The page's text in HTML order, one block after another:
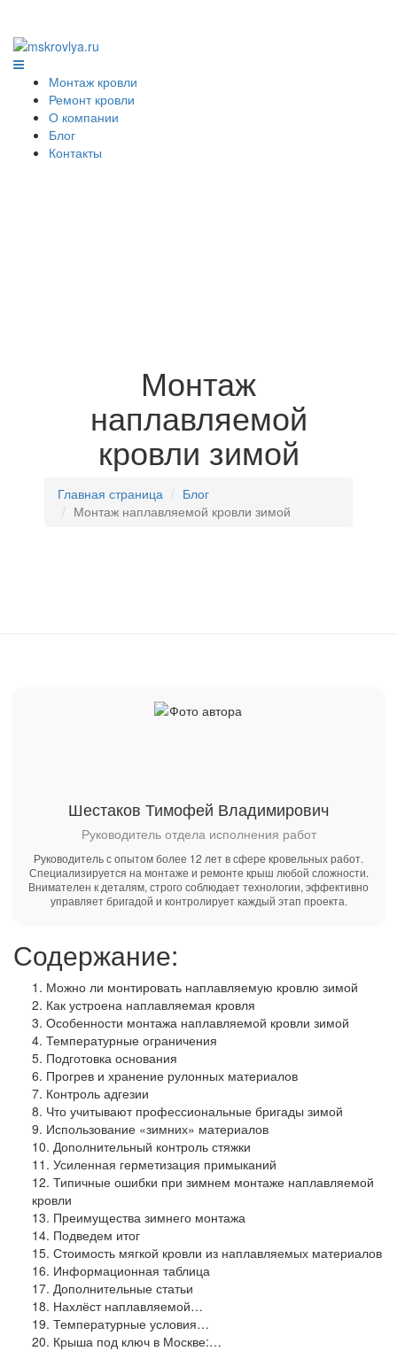
Монтаж кровли
Ремонт кровли
О компании
Блог
Контакты
Монтаж
наплавляемой
кровли зимой
Главная страница
Блог
Монтаж наплавляемой кровли зимой
Шестаков Тимофей Владимирович
Руководитель отдела исполнения работ
Руководитель с опытом более 12 лет в сфере кровельных работ.
Специализируется на монтаже и ремонте крыш любой сложности.
Внимателен к деталям, строго соблюдает технологии, эффективно
управляет бригадой и контролирует каждый этап проекта.
Содержание:
Можно ли монтировать наплавляемую кровлю зимой
Как устроена наплавляемая кровля
Особенности монтажа наплавляемой кровли зимой
Температурные ограничения
Подготовка основания
Прогрев и хранение рулонных материалов
Контроль адгезии
Что учитывают профессиональные бригады зимой
Использование «зимних» материалов
Дополнительный контроль стяжки
Усиленная герметизация примыканий
Типичные ошибки при зимнем монтаже наплавляемой
кровли
Преимущества зимнего монтажа
Подведем итог
Стоимость мягкой кровли из наплавляемых материалов
Информационная таблица
Дополнительные статьи
Нахлёст наплавляемой…
Температурные условия…
Крыша под ключ в Москве:…